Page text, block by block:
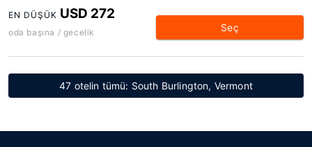
EN DÜŞÜK USD 272
oda başına / gecelik Seç
47 otelin tümü: South Burlington, Vermont